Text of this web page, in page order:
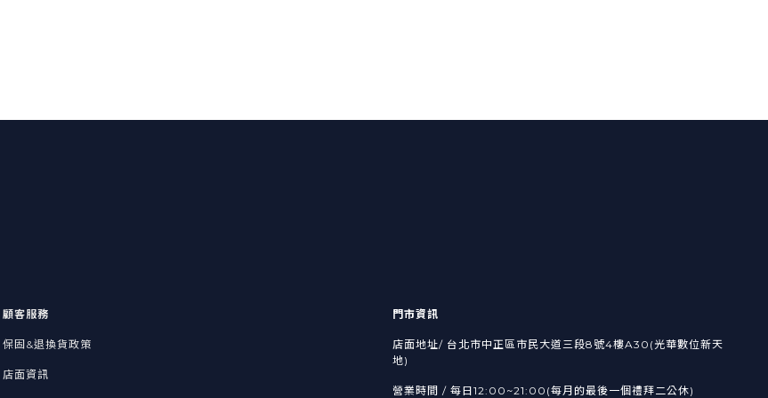
顧客服務
保固&退換貨政策
店面資訊
門市資訊
店面地址/ 台北市中正區市民大道三段8號4樓A30(光華數位新天
地)
營業時間 / 每日12:00~21:00(每月的最後一個禮拜二公休)